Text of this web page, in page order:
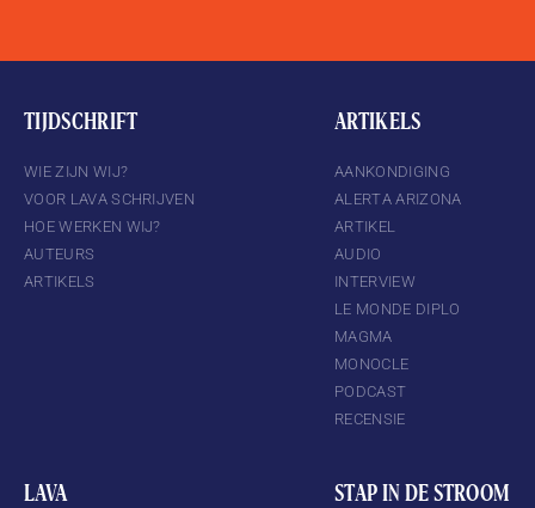
TIJDSCHRIFT
WIE ZIJN WIJ?
VOOR LAVA SCHRIJVEN
HOE WERKEN WIJ?
AUTEURS
ARTIKELS
ARTIKELS
AANKONDIGING
ALERTA ARIZONA
ARTIKEL
AUDIO
INTERVIEW
LE MONDE DIPLO
MAGMA
MONOCLE
PODCAST
RECENSIE
LAVA STAP IN DE STROOM